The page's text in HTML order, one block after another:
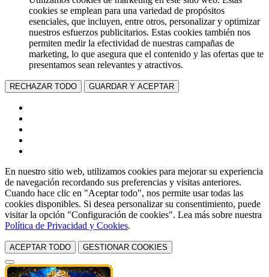
cookies se emplean para una variedad de propósitos
esenciales, que incluyen, entre otros, personalizar y optimizar
nuestros esfuerzos publicitarios. Estas cookies también nos
permiten medir la efectividad de nuestras campañas de
marketing, lo que asegura que el contenido y las ofertas que te
presentamos sean relevantes y atractivos.
RECHAZAR TODO GUARDAR Y ACEPTAR
En nuestro sitio web, utilizamos cookies para mejorar su experiencia
de navegación recordando sus preferencias y visitas anteriores.
Cuando hace clic en "Aceptar todo", nos permite usar todas las
cookies disponibles. Si desea personalizar su consentimiento, puede
visitar la opción "Configuración de cookies". Lea más sobre nuestra
Política de Privacidad y Cookies.
ACEPTAR TODO GESTIONAR COOKIES